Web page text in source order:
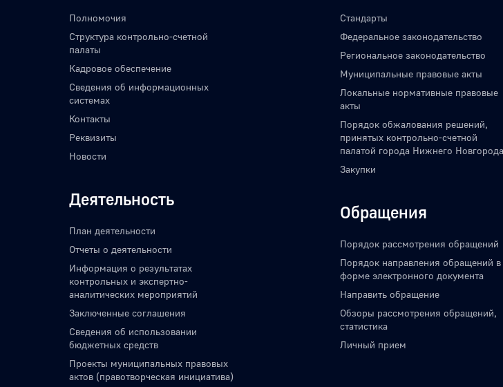
Полномочия
Структура контрольно-счетной
палаты
Кадровое обеспечение
Сведения об информационных
системах
Контакты
Реквизиты
Новости
Деятельность
План деятельности
Отчеты о деятельности
Информация о результатах
контрольных и экспертно-
аналитических мероприятий
Заключенные соглашения
Сведения об использовании
бюджетных средств
Проекты муниципальных правовых
актов (правотворческая инициатива)
Стандарты
Федеральное законодательство
Региональное законодательство
Муниципальные правовые акты
Локальные нормативные правовые
акты
Порядок обжалования решений,
принятых контрольно-счетной
палатой города Нижнего Новгорода
Закупки
Обращения
Порядок рассмотрения обращений
Порядок направления обращений в
форме электронного документа
Направить обращение
Обзоры рассмотрения обращений,
статистика
Личный прием